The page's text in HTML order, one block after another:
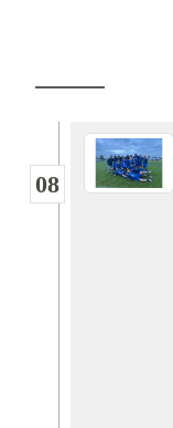
08